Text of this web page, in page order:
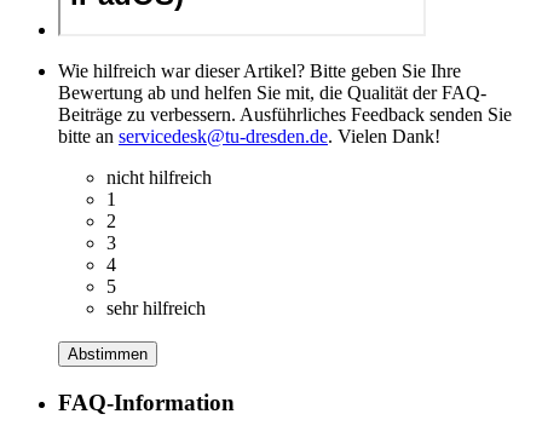
Wie hilfreich war dieser Artikel? Bitte geben Sie Ihre
Bewertung ab und helfen Sie mit, die Qualität der FAQ-
Beiträge zu verbessern. Ausführliches Feedback senden Sie
bitte an servicedesk@tu-dresden.de. Vielen Dank!
nicht hilfreich
1
2
3
4
5
sehr hilfreich
Abstimmen
FAQ-Information